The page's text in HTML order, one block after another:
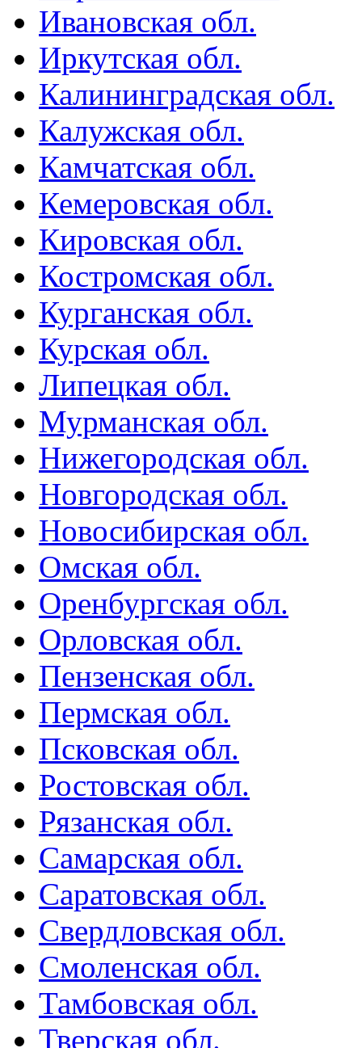
Ивановская обл.
Иркутская обл.
Калининградская обл.
Калужская обл.
Камчатская обл.
Кемеровская обл.
Кировская обл.
Костромская обл.
Курганская обл.
Курская обл.
Липецкая обл.
Мурманская обл.
Нижегородская обл.
Новгородская обл.
Новосибирская обл.
Омская обл.
Оренбургская обл.
Орловская обл.
Пензенская обл.
Пермская обл.
Псковская обл.
Ростовская обл.
Рязанская обл.
Самарская обл.
Саратовская обл.
Свердловская обл.
Смоленская обл.
Тамбовская обл.
Тверская обл.